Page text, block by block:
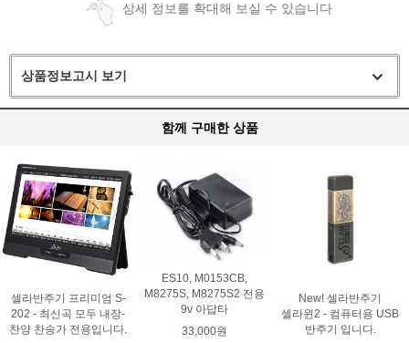
상세 정보를 확대해 보실 수 있습니다
상품정보고시 보기
함께 구매한 상품
셀라반주기 프리미엄 S-
202 - 최신곡 모두 내장-
찬양 찬송가 전용입니다.
ES10, M0153CB,
M8275S, M8275S2 전용
9v 아답타
33,000원
New! 셀라반주기
셀라윈2 - 컴퓨터용 USB
반주기 입니다.